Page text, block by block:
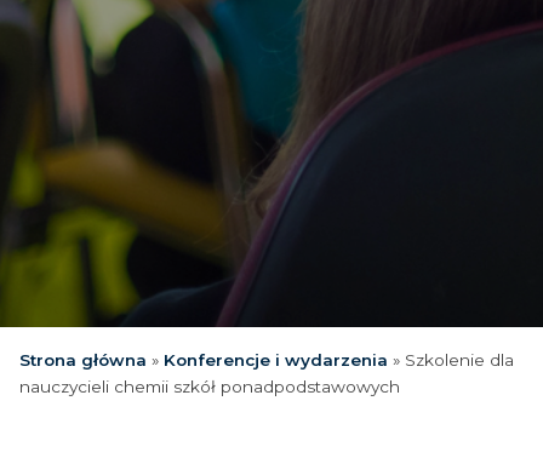
Strona główna » Konferencje i wydarzenia » Szkolenie dla
nauczycieli chemii szkół ponadpodstawowych